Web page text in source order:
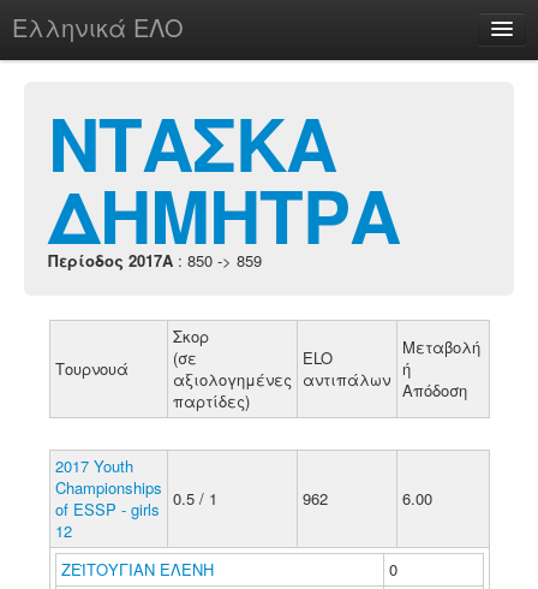
Ελληνικά ΕΛΟ
chesstu.be @ discord
Login
ΝΤΑΣΚΑ
ΔΗΜΗΤΡΑ
Περίοδος 2017A : 850 -> 859
Τουρνουά
Σκορ
(σε
αξιολογημένες
παρτίδες)
ELO
αντιπάλων
Μεταβολή
ή
Απόδοση
2017 Youth
Championships
of ESSP - girls
12
0.5 / 1 962 6.00
ΖΕΪΤΟΥΓΙΑΝ ΕΛΕΝΗ
0